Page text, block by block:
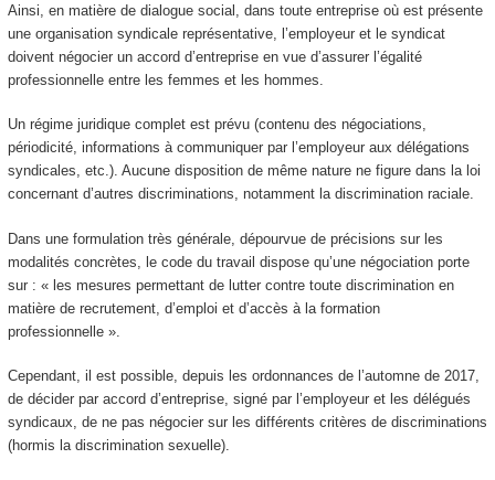
Ainsi, en matière de dialogue social, dans toute entreprise où est présente
une organisation syndicale représentative, l’employeur et le syndicat
doivent négocier un accord d’entreprise en vue d’assurer l’égalité
professionnelle entre les femmes et les hommes.
Un régime juridique complet est prévu (contenu des négociations,
périodicité, informations à communiquer par l’employeur aux délégations
syndicales, etc.). Aucune disposition de même nature ne figure dans la loi
concernant d’autres discriminations, notamment la discrimination raciale.
Dans une formulation très générale, dépourvue de précisions sur les
modalités concrètes, le code du travail dispose qu’une négociation porte
sur : « les mesures permettant de lutter contre toute discrimination en
matière de recrutement, d’emploi et d’accès à la formation
professionnelle ».
Cependant, il est possible, depuis les ordonnances de l’automne de 2017,
de décider par accord d’entreprise, signé par l’employeur et les délégués
syndicaux, de ne pas négocier sur les différents critères de discriminations
(hormis la discrimination sexuelle).